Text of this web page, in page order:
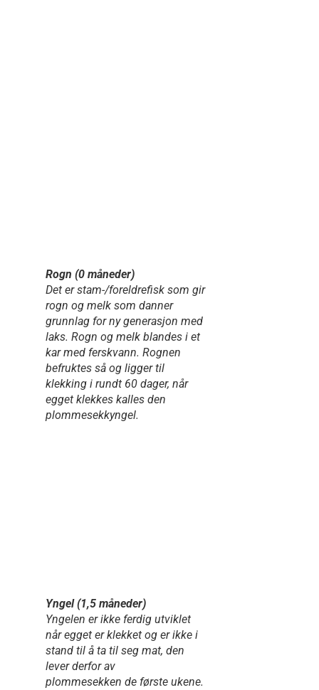
Rogn (0 måneder)
Det er stam-/foreldrefisk som gir
rogn og melk som danner
grunnlag for ny generasjon med
laks. Rogn og melk blandes i et
kar med ferskvann. Rognen
befruktes så og ligger til
klekking i rundt 60 dager, når
egget klekkes kalles den
plommesekkyngel.
Yngel (1,5 måneder)
Yngelen er ikke ferdig utviklet
når egget er klekket og er ikke i
stand til å ta til seg mat, den
lever derfor av
plommesekken de første ukene.